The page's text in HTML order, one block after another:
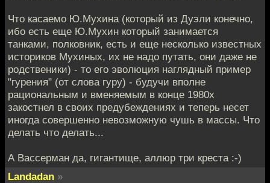
Что касаемо Ю.Мухина (который из Дуэли конечно,
ибо есть еще Ю.Мухин который занимается
танками, полковник, есть и еще несколько известных
историков Мухиных, их не надо путать, они даже не
родственики) - то его эволюция наглядный пример
"гурения" (от слова гуру) - будучи вполне
рациональным и вменяемым в конце 1980х
закостнел в своих предубеждениях и теперь несет
иногда совершенно невозможную чушь в массы. Что
делать что делать...
А Вассерман да, гигантище, аллюр три креста :-)
Landadan »